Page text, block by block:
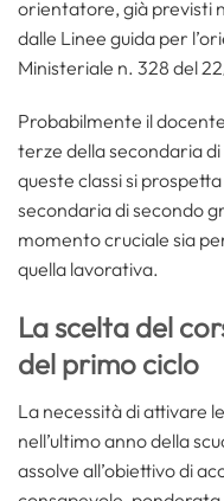
orientatore, già previsti
dalle Linee guida per
Ministeriale n. 328 del
Probabilmente il
terze della secondaria
queste classi si
secondaria di secondo
momento cruciale sia
quella lavorativa.
La scelta del
del primo ciclo
La necessità di attivare
nell’ultimo anno della
assolve all’obiettivo di